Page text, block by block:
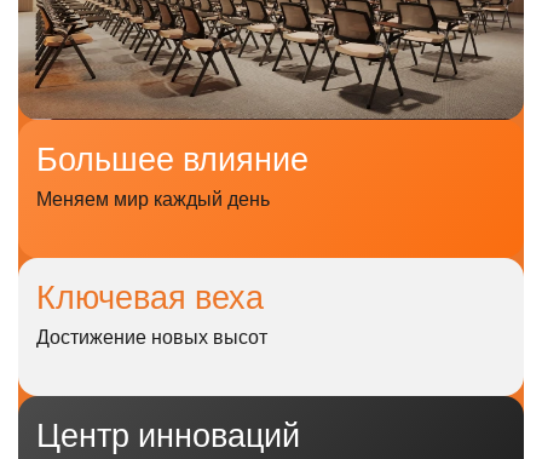
Ключевая веха
Достижение новых высот
Большее влияние
Меняем мир каждый день
Центр инноваций